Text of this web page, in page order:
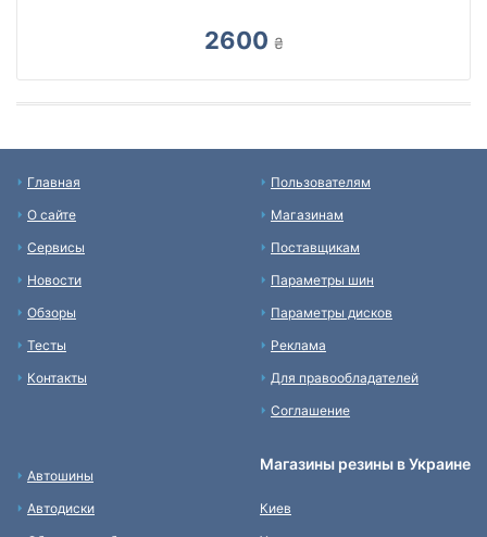
2600 ₴
Главная
О сайте
Сервисы
Новости
Обзоры
Тесты
Контакты
Пользователям
Магазинам
Поставщикам
Параметры шин
Параметры дисков
Реклама
Для правообладателей
Соглашение
Автошины
Автодиски
Магазины резины в Украине
Киев